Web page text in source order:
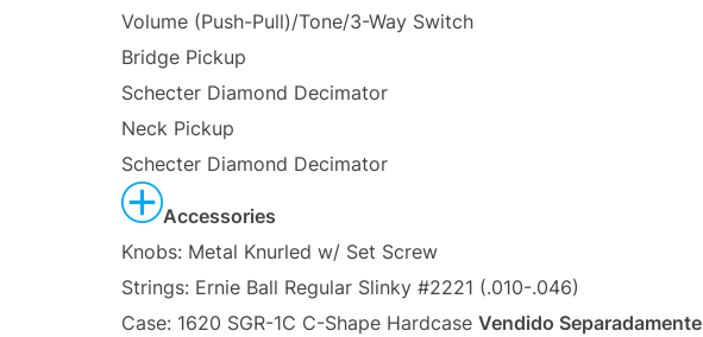
Volume (Push-Pull)/Tone/3-Way Switch
Bridge Pickup
Schecter Diamond Decimator
Neck Pickup
Schecter Diamond Decimator
Accessories
Knobs: Metal Knurled w/ Set Screw
Strings: Ernie Ball Regular Slinky #2221 (.010-.046)
Case: 1620 SGR-1C C-Shape Hardcase Vendido Separadamente